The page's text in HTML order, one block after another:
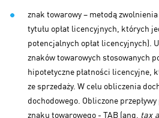
znak towarowy – metodą zwolnienia
tytułu opłat licencyjnych, których
potencjalnych opłat licencyjnych).
znaków towarowych stosowanych
hipotetyczne płatności licencyjne,
ze sprzedaży. W celu obliczenia
dochodowego. Obliczone
znaku towarowego - TAB (ang. tax